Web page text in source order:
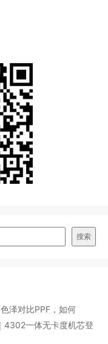
搜索
泽对比PPF，如何
4302一体无卡度机芯登